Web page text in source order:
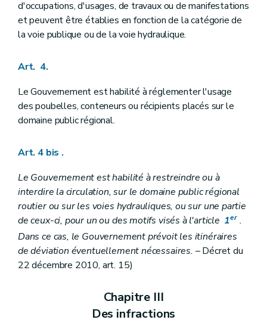
d'occupations, d'usages, de travaux ou de manifestations
et peuvent être établies en fonction de la catégorie de
la voie publique ou de la voie hydraulique.
Art. 4.
Le Gouvernement est habilité à réglementer l'usage
des poubelles, conteneurs ou récipients placés sur le
domaine public régional.
Art. 4 bis .
Le Gouvernement est habilité à restreindre ou à
interdire la circulation, sur le domaine public régional
routier ou sur les voies hydrauliques, ou sur une partie
de ceux-ci, pour un ou des motifs visés à l'article 1er.
Dans ce cas, le Gouvernement prévoit les itinéraires
de déviation éventuellement nécessaires. – Décret du
22 décembre 2010, art. 15)
Chapitre III
Des infractions